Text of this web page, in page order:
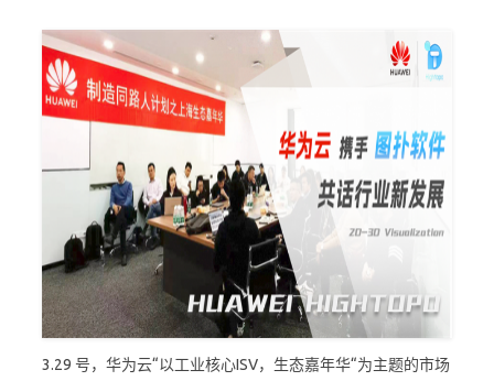
3.29 号，华为云“以工业核心ISV，生态嘉年华“为主题的市场